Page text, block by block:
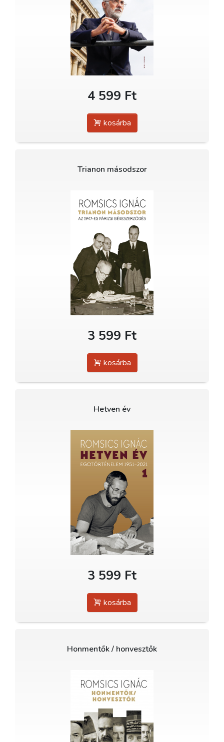
4 599 Ft
kosárba
Trianon másodszor
3 599 Ft
kosárba
Hetven év
3 599 Ft
kosárba
Honmentők / honvesztők